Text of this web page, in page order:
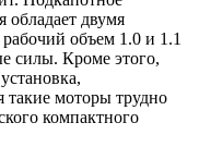
обладает двумя
объем 1.0 и 1.1
силы. Кроме этого,
моторы трудно
компактного